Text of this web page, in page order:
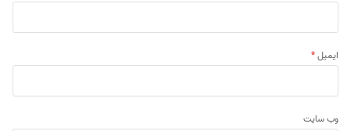
ایمیل*
وب‌ سایت